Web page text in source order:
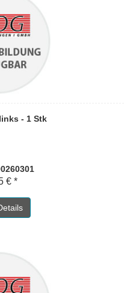
- 1 Stk
€ *